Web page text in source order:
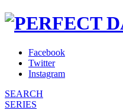
Facebook
Twitter
Instagram
SEARCH
SERIES